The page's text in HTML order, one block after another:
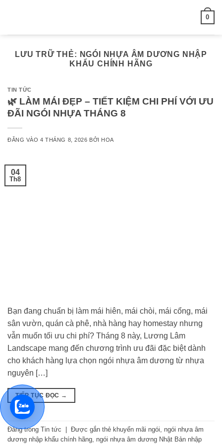
0
LƯU TRỮ THẺ: NGÓI NHỰA ÂM DƯƠNG NHẬP
KHẨU CHÍNH HÃNG
TIN TỨC
🌿 LÀM MÁI ĐẸP – TIẾT KIỆM CHI PHÍ VỚI ƯU
ĐÃI NGÓI NHỰA THÁNG 8
ĐĂNG VÀO4 THÁNG 8, 2026 BỞI HOA
04
Th8
Bạn đang chuẩn bị làm mái hiên, mái chòi, mái cổng, mái
sân vườn, quán cà phê, nhà hàng hay homestay nhưng
vẫn muốn tối ưu chi phí? Tháng 8 này, Lương Lâm
Landscape mang đến chương trình ưu đãi đặc biệt dành
cho khách hàng lựa chọn ngói nhựa âm dương từ nhựa
nguyên […]
TIẾP TỤC ĐỌC →
Đăng trong Tin tức | Được gắn thẻ khuyến mãi ngói
ngói nhựa âm
dương nhập khẩu chính hãng ngói nhựa âm dương Nhật Bản nhập